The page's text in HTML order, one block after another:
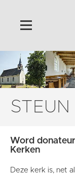
Home
Algemeen
Historie
Steun ons
Contact
STEUN
Word
Kerken
Deze kerk is, net